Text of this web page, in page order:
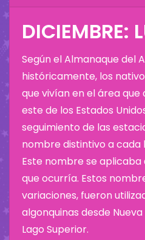
DICIEMBRE:
Según el Almanaque del
históricamente, los
que vivían en el área
este de los Estados
seguimiento de las
nombre distintivo a cada
Este nombre se
que ocurría. Estos
variaciones, fueron
algonquinas desde
Lago Superior.